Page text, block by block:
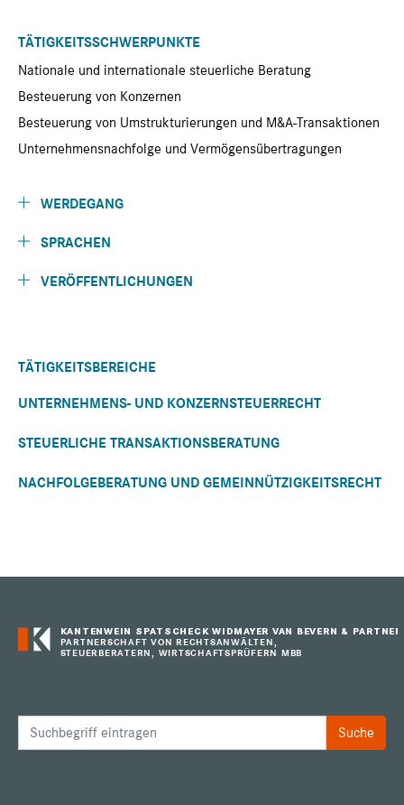
TÄTIGKEITSSCHWERPUNKTE
Nationale und internationale steuerliche Beratung
Besteuerung von Konzernen
Besteuerung von Umstrukturierungen und M&A-Transaktionen
Unternehmensnachfolge und Vermögensübertragungen
WERDEGANG
SPRACHEN
VERÖFFENTLICHUNGEN
TÄTIGKEITSBEREICHE
UNTERNEHMENS- UND KONZERNSTEUERRECHT
STEUERLICHE TRANSAKTIONSBERATUNG
NACHFOLGEBERATUNG UND GEMEINNÜTZIGKEITSRECHT
KANTENWEIN SPATSCHECK WIDMAYER VAN BEVERN & PARTNER
PARTNERSCHAFT VON RECHTSANWÄLTEN,
STEUERBERATERN, WIRTSCHAFTSPRÜFERN MBB